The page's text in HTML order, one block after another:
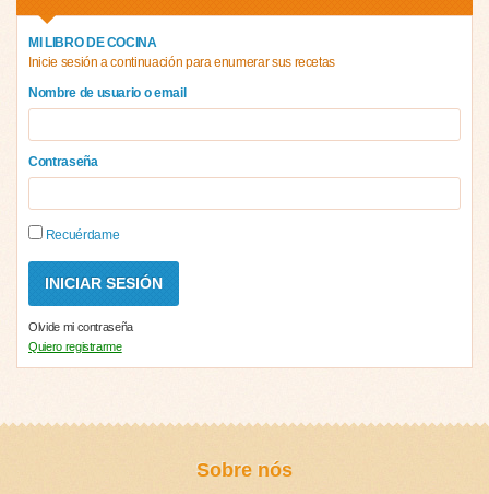
MI LIBRO DE COCINA
Inicie sesión a continuación para enumerar sus recetas
Nombre de usuario o email
Contraseña
Recuérdame
Olvide mi contraseña
Quiero registrarme
Sobre nós